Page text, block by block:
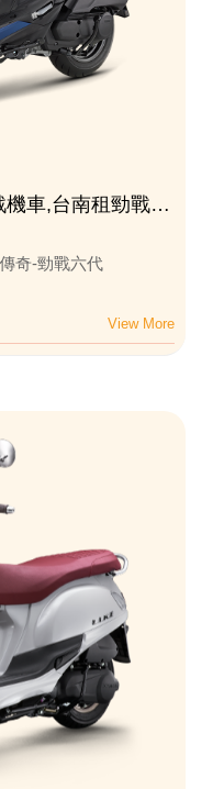
車,台南租勁戰機
奇-勁戰六代